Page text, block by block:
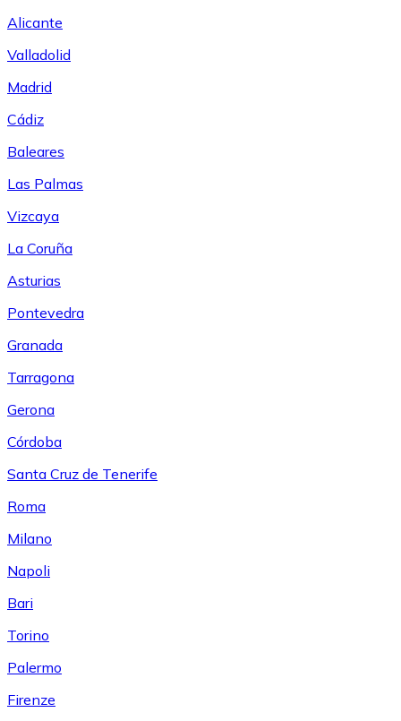
Alicante
Valladolid
Madrid
Cádiz
Baleares
Las Palmas
Vizcaya
La Coruña
Asturias
Pontevedra
Granada
Tarragona
Gerona
Córdoba
Santa Cruz de Tenerife
Roma
Milano
Napoli
Bari
Torino
Palermo
Firenze